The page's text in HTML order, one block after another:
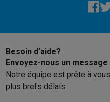
Besoin d’aide?
Envoyez-nous un
Notre équipe est prête à
plus brefs délais.